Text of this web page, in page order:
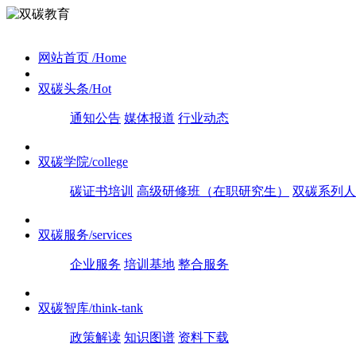
网站首页 /Home
双碳头条/Hot
通知公告 媒体报道 行业动态
双碳学院/college
碳证书培训 高级研修班（在职研究生） 双碳系列
双碳服务/services
企业服务 培训基地 整合服务
双碳智库/think-tank
政策解读 知识图谱 资料下载